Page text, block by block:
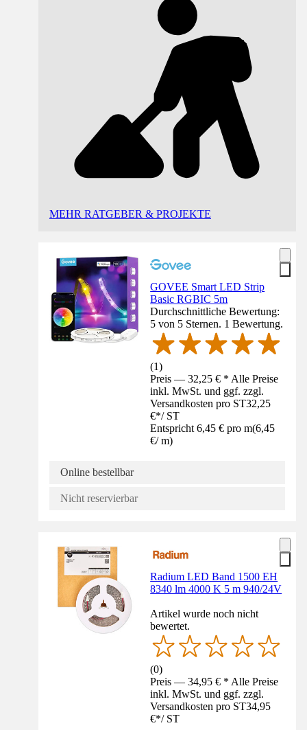
MEHR RATGEBER & PROJEKTE
GOVEE Smart LED Strip
Basic RGBIC 5m
Durchschnittliche Bewertung:
5 von 5 Sternen. 1 Bewertung.
(1)
Preis — 32,25 € * Alle Preise
inkl. MwSt. und ggf. zzgl.
Versandkosten pro ST32,25
€*/ ST
Entspricht 6,45 € pro m(6,45
€/ m)
Online bestellbar
Nicht reservierbar
Radium LED Band 1500 EH
8340 lm 4000 K 5 m 940/24V
Artikel wurde noch nicht
bewertet.
(0)
Preis — 34,95 € * Alle Preise
inkl. MwSt. und ggf. zzgl.
Versandkosten pro ST34,95
€*/ ST